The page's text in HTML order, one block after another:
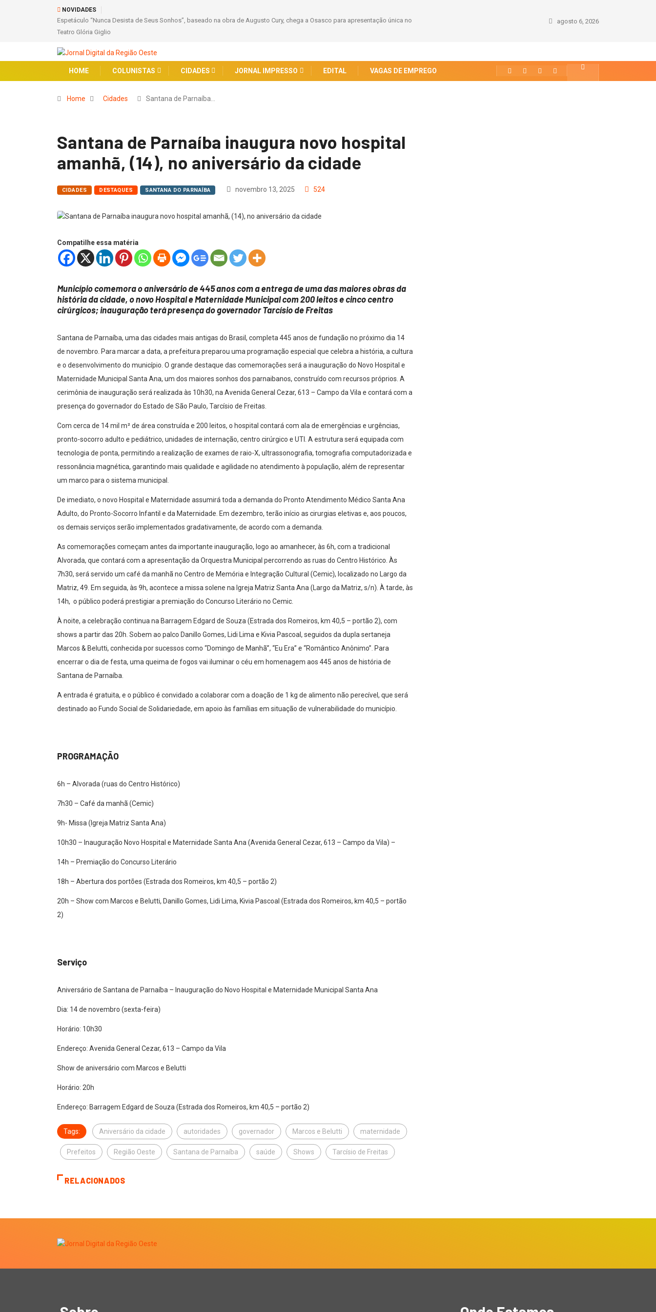
NOVIDADES
Sonhos”, baseado na obra de Augusto Cury, chega a Osasco para apresentação única no Viaje Pelo Mundo: Guia Completo para Solicitar sua Permissão Internacional para Dirigir (PID) Online agosto 6, 2026
HOME COLUNISTAS CIDADES JORNAL IMPRESSO EDITAL VAGAS DE EMPREGO
Home Cidades Santana de Parnaíba…
Santana de Parnaíba inaugura novo hospital
amanhã, (14), no aniversário da cidade
CIDADES DESTAQUES SANTANA DO PARNAÍBA novembro 13, 2025 524
Compatilhe essa matéria
Município comemora o aniversário de 445 anos com a entrega de uma das maiores obras da
história da cidade, o novo Hospital e Maternidade Municipal com 200 leitos e cinco centro
cirúrgicos; inauguração terá presença do governador Tarcísio de Freitas
Santana de Parnaíba, uma das cidades mais antigas do Brasil, completa 445 anos de fundação no próximo dia 14
de novembro. Para marcar a data, a prefeitura preparou uma programação especial que celebra a história, a cultura
e o desenvolvimento do município. O grande destaque das comemorações será a inauguração do Novo Hospital e
Maternidade Municipal Santa Ana, um dos maiores sonhos dos parnaibanos, construído com recursos próprios. A
cerimônia de inauguração será realizada às 10h30, na Avenida General Cezar, 613 – Campo da Vila e contará com a
presença do governador do Estado de São Paulo, Tarcísio de Freitas.
Com cerca de 14 mil m² de área construída e 200 leitos, o hospital contará com ala de emergências e urgências,
pronto-socorro adulto e pediátrico, unidades de internação, centro cirúrgico e UTI. A estrutura será equipada com
tecnologia de ponta, permitindo a realização de exames de raio-X, ultrassonografia, tomografia computadorizada e
ressonância magnética, garantindo mais qualidade e agilidade no atendimento à população, além de representar
um marco para o sistema municipal.
De imediato, o novo Hospital e Maternidade assumirá toda a demanda do Pronto Atendimento Médico Santa Ana
Adulto, do Pronto-Socorro Infantil e da Maternidade. Em dezembro, terão início as cirurgias eletivas e, aos poucos,
os demais serviços serão implementados gradativamente, de acordo com a demanda.
As comemorações começam antes da importante inauguração, logo ao amanhecer, às 6h, com a tradicional
Alvorada, que contará com a apresentação da Orquestra Municipal percorrendo as ruas do Centro Histórico. Às
7h30, será servido um café da manhã no Centro de Memória e Integração Cultural (Cemic), localizado no Largo da
Matriz, 49. Em seguida, às 9h, acontece a missa solene na Igreja Matriz Santa Ana (Largo da Matriz, s/n). À tarde, às
14h, o público poderá prestigiar a premiação do Concurso Literário no Cemic.
À noite, a celebração continua na Barragem Edgard de Souza (Estrada dos Romeiros, km 40,5 – portão 2), com
shows a partir das 20h. Sobem ao palco Danillo Gomes, Lidi Lima e Kivia Pascoal, seguidos da dupla sertaneja
Marcos & Belutti, conhecida por sucessos como “Domingo de Manhã”, “Eu Era” e “Romântico Anônimo”. Para
encerrar o dia de festa, uma queima de fogos vai iluminar o céu em homenagem aos 445 anos de história de
Santana de Parnaíba.
A entrada é gratuita, e o público é convidado a colaborar com a doação de 1 kg de alimento não perecível, que será
destinado ao Fundo Social de Solidariedade, em apoio às famílias em situação de vulnerabilidade do município.
PROGRAMAÇÃO
6h – Alvorada (ruas do Centro Histórico)
7h30 – Café da manhã (Cemic)
9h- Missa (Igreja Matriz Santa Ana)
10h30 – Inauguração Novo Hospital e Maternidade Santa Ana (Avenida General Cezar, 613 – Campo da Vila) –
14h – Premiação do Concurso Literário
18h – Abertura dos portões (Estrada dos Romeiros, km 40,5 – portão 2)
20h – Show com Marcos e Belutti, Danillo Gomes, Lidi Lima, Kivia Pascoal (Estrada dos Romeiros, km 40,5 – portão
2)
Serviço
Aniversário de Santana de Parnaíba – Inauguração do Novo Hospital e Maternidade Municipal Santa Ana
Dia: 14 de novembro (sexta-feira)
Horário: 10h30
Endereço: Avenida General Cezar, 613 – Campo da Vila
Show de aniversário com Marcos e Belutti
Horário: 20h
Endereço: Barragem Edgard de Souza (Estrada dos Romeiros, km 40,5 – portão 2)
Tags: Aniversário da cidade autoridades governador Marcos e Belutti maternidade
Prefeitos Região Oeste Santana de Parnaíba saúde Shows Tarcísio de Freitas
RELACIONADOS